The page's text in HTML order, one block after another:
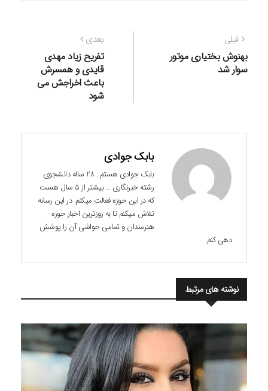
راهبری
نوشته
قبلی
قبلی:
بهنوش بختیاری موتور
سوار شد
بعدی
بعدی:
تفریح زیاد مهدی
قایدی و همسرش
باعث اخراجش می
شود
بابک جوادی
بابک جوادی هستم . 28 ساله دانشجوی
رشته خبرنگاری ... بیشتر از 5 سال هست
که در این حوزه فعالت میکنم. در این رسانه
تلاش میکنم تا به روزترین اخبار حوزه
هنرمندان و تمامی حواشی آن را پوشش
دهی کنم.
نوشته های مرتبط